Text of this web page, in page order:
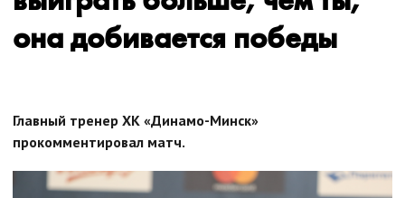
она добивается победы
Главный тренер ХК «Динамо-Минск»
прокомментировал матч.